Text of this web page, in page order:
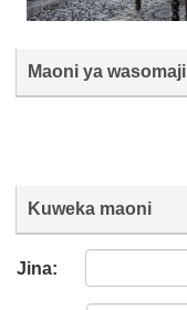
Maoni ya wasomaji
Kuweka maoni
Jina: